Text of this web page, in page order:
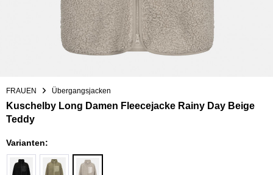
FRAUEN Übergangsjacken
Kuschelby Long Damen Fleecejacke Rainy Day Beige
Teddy
Varianten: